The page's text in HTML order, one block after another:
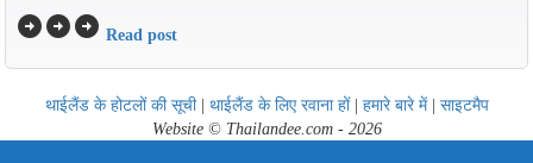
arrow_circle_rightarrow_circle_rightarrow_circle_right Read post
थाईलैंड के होटलों की सूची| थाईलैंड के लिए रवाना हों| हमारे बारे में| साइटमैप
Website © Thailandee.com - 2026